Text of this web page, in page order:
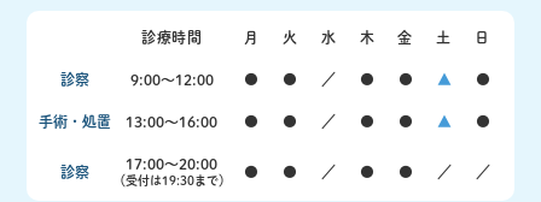
診療時間 月 火 水 木 金 土 日
診察 9:00〜12:00 ● ● ／ ● ● ▲ ●
手術・処置 13:00〜16:00 ● ● ／ ● ● ▲ ●
診察 17:00〜20:00
（受付は19:30まで） ● ● ／ ● ● ／ ／